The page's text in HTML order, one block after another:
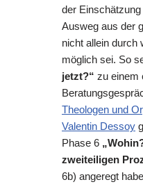
der
Ausweg aus der
nicht allein durch
möglich sei. So
jetzt?“ zu einem
Theologen und
Valentin Dessoy
Phase 6
zweiteiligen
6b) angeregt